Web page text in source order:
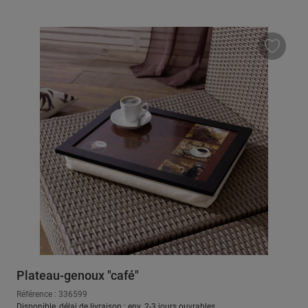
Plateau-genoux "café"
Référence : 336599